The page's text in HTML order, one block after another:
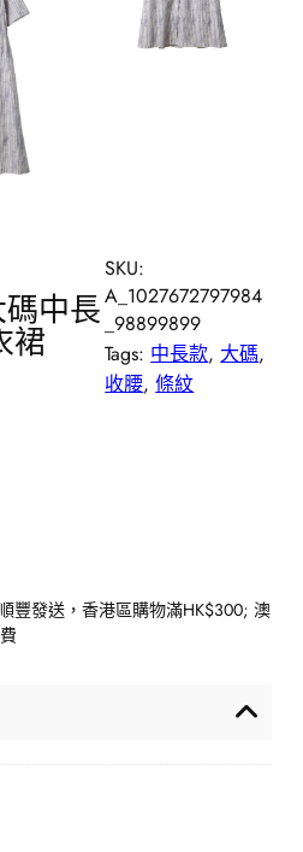
中長
裙
SKU:
A_1027672797984
_98899899
Tags: 中長款, 大碼
收腰, 條紋
豐發送，香港區購物滿HK$300; 澳